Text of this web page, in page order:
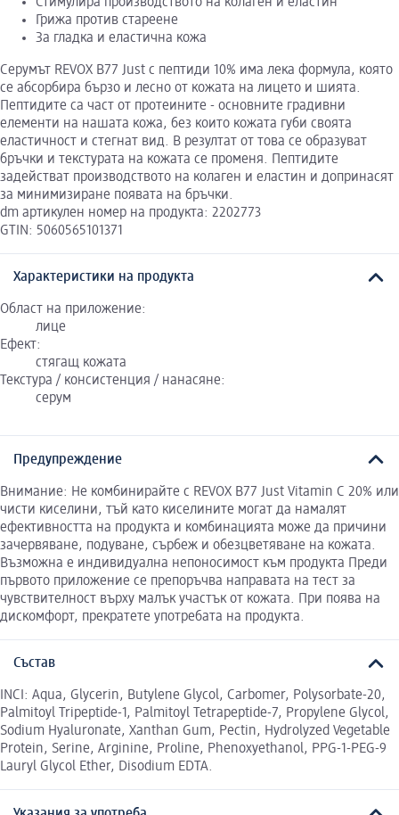
Грижа против стареене
За гладка и еластична кожа
Серумът REVOX B77 Just с пептиди 10% има лека формула, която
се абсорбира бързо и лесно от кожата на лицето и шията.
Пептидите са част от протеините - основните градивни
елементи на нашата кожа, без които кожата губи своята
еластичност и стегнат вид. В резултат от това се образуват
бръчки и текстурата на кожата се променя. Пептидите
задействат производството на колаген и еластин и допринасят
за минимизиране появата на бръчки.
dm артикулен номер на продукта: 2202773
GTIN: 5060565101371
Характеристики на продукта
Област на приложение:
лице
Ефект:
стягащ кожата
Текстура / консистенция / нанасяне:
серум
Предупреждение
Внимание: Не комбинирайте с REVOX B77 Just Vitamin C 20% или
чисти киселини, тъй като киселините могат да намалят
ефективността на продукта и комбинацията може да причини
зачервяване, подуване, сърбеж и обезцветяване на кожата.
Възможна е индивидуална непоносимост към продукта Преди
първото приложение се препоръчва направата на тест за
чувствителност върху малък участък от кожата. При поява на
дискомфорт, прекратете употребата на продукта.
Състав
INCI: Aqua, Glycerin, Butylene Glycol, Carbomer, Polysorbate-20,
Palmitoyl Tripeptide-1, Palmitoyl Tetrapeptide-7, Propylene Glycol,
Sodium Hyaluronate, Xanthan Gum, Pectin, Hydrolyzed Vegetable
Protein, Serine, Arginine, Proline, Phenoxyethanol, PPG-1-PEG-9
Lauryl Glycol Ether, Disodium EDTA.